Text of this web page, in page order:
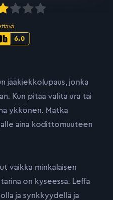
6.0
jääkiekkolupaus, jonka
Kun pitää valita ura tai
ykkönen. Matka
aina kodittomuuteen
vaikka minkälaisen
on kyseessä. Leffa
ja synkkyydellä ja